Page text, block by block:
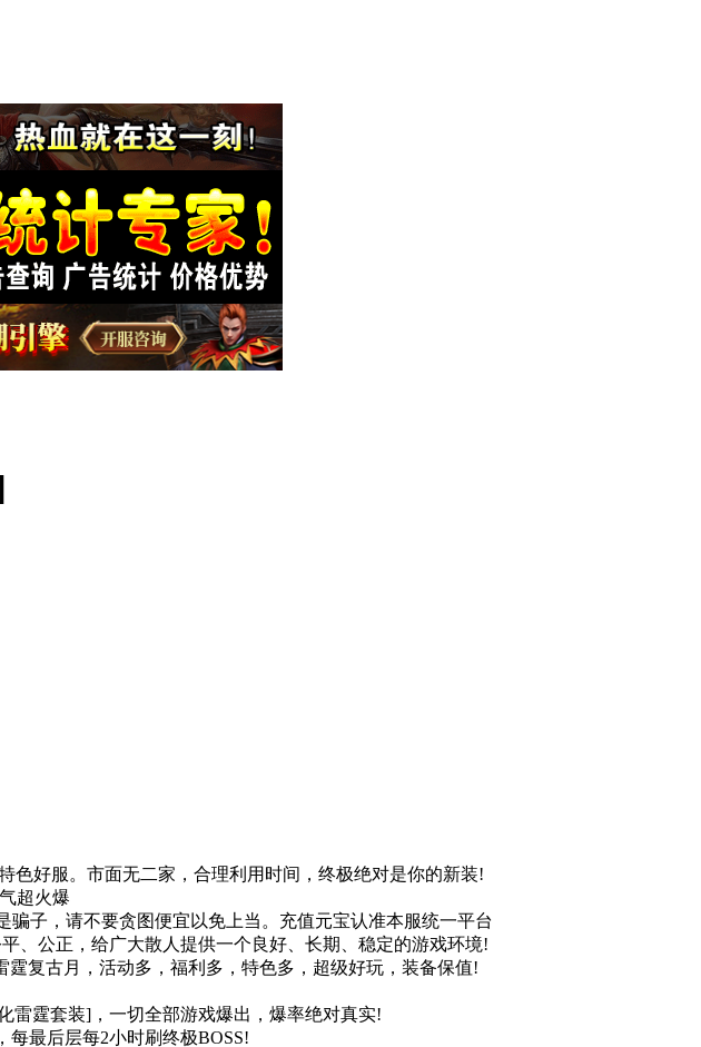
色好服。市面无二家，合理利用时间，终极绝对是你的新装!
超火爆
骗子，请不要贪图便宜以免上当。充值元宝认准本服统一平台
、公正，给广大散人提供一个良好、长期、稳定的游戏环境!
霆复古月，活动多，福利多，特色多，超级好玩，装备保值!
霆套装]，一切全部游戏爆出，爆率绝对真实!
每最后层每2小时刷终极BOSS!